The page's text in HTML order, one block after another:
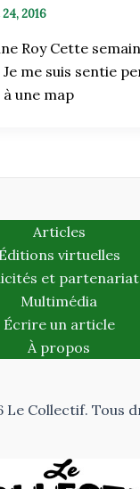
2016
Roy Cette
me suis sentie
une map
Articles
Éditions virtuelles
et
Multimédia
Écrire un article
À propos
Collectif. Tous